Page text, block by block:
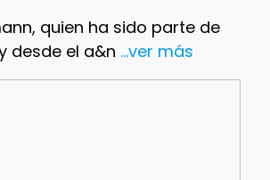
quien ha sido parte de
desde el a&n ...ver más